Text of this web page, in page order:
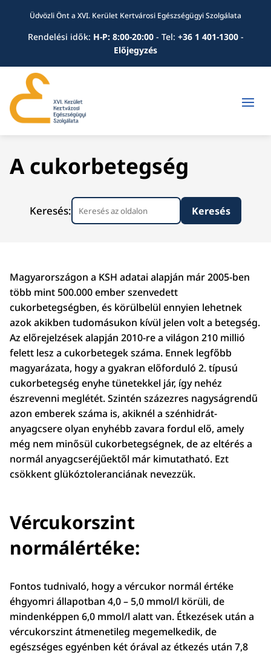
Üdvözli Önt a XVI. Kerület Kertvárosi Egészségügyi Szolgálata
Rendelési idők: H-P: 8:00-20:00 - Tel: +36 1 401-1300-
Előjegyzés
A cukorbetegség
Keresés:
Magyarországon a KSH adatai alapján már 2005-ben
több mint 500.000 ember szenvedett
cukorbetegségben, és körülbelül ennyien lehetnek
azok akikben tudomásukon kívül jelen volt a betegség.
Az előrejelzések alapján 2010-re a világon 210 millió
felett lesz a cukorbetegek száma. Ennek legfőbb
magyarázata, hogy a gyakran előforduló 2. típusú
cukorbetegség enyhe tünetekkel jár, így nehéz
észrevenni meglétét. Szintén százezres nagyságrendű
azon emberek száma is, akiknél a szénhidrát-
anyagcsere olyan enyhébb zavara fordul elő, amely
még nem minősül cukorbetegségnek, de az eltérés a
normál anyagcseréjűektől már kimutatható. Ezt
csökkent glükóztoleranciának nevezzük.
Vércukorszint
normálértéke:
Fontos tudnivaló, hogy a vércukor normál értéke
éhgyomri állapotban 4,0 – 5,0 mmol/l körüli, de
mindenképpen 6,0 mmol/l alatt van. Étkezések után a
vércukorszint átmenetileg megemelkedik, de
egészséges egyénben két órával az étkezés után 7,8